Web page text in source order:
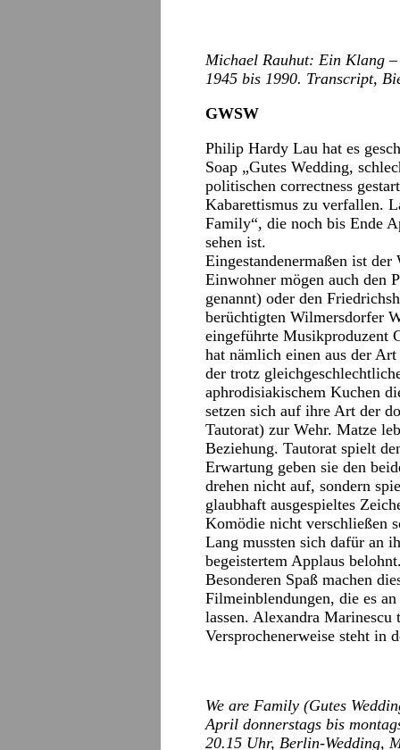
Michael Rauhut: Ein Klang –
1945 bis 1990. Transcript,
GWSW
Philip Hardy Lau hat es
Soap „Gutes Wedding,
politischen correctness
Kabarettismus zu verfallen.
Family“, die noch bis Ende
sehen ist.
Eingestandenermaßen ist
Einwohner mögen auch den
genannt) oder den
berüchtigten Wilmersdorfer
eingeführte Musikproduzent
hat nämlich einen aus der
der trotz
aphrodisiakischem Kuchen
setzen sich auf ihre Art der
Tautorat) zur Wehr. Matze
Beziehung. Tautorat spielt
Erwartung geben sie den
drehen nicht auf, sondern
glaubhaft ausgespieltes
Komödie nicht verschließen
Lang mussten sich dafür an
begeistertem Applaus
Besonderen Spaß machen
Filmeinblendungen, die es
lassen. Alexandra
Versprochenerweise steht in
We are Family (Gutes
April donnerstags bis
20.15 Uhr, Berlin-Wedding,